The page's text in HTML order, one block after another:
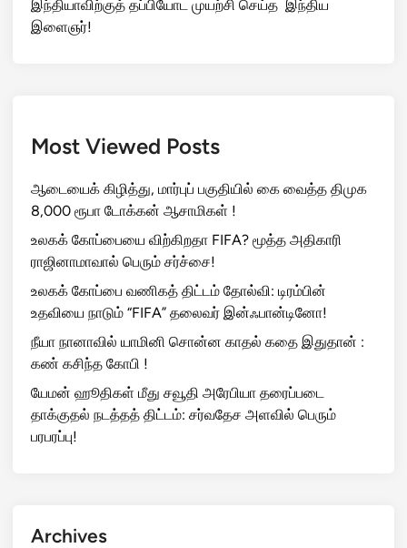
இந்தியாவிற்குத் தப்பியோட முயற்சி செய்த இந்திய
இளைஞர்!
Most Viewed Posts
ஆடையைக் கிழித்து, மார்புப் பகுதியில் கை வைத்த திமுக
8,000 ரூபா டோக்கன் ஆசாமிகள் !
உலகக் கோப்பையை விற்கிறதா FIFA? மூத்த அதிகாரி
ராஜினாமாவால் பெரும் சர்ச்சை!
உலகக் கோப்பை வணிகத் திட்டம் தோல்வி: டிரம்பின்
உதவியை நாடும் “FIFA” தலைவர் இன்ஃபான்டினோ!
நீயா நானாவில் யாமினி சொன்ன காதல் கதை இதுதான் :
கண் கசிந்த கோபி !
யேமன் ஹூதிகள் மீது சவூதி அரேபியா தரைப்படை
தாக்குதல் நடத்தத் திட்டம்: சர்வதேச அளவில் பெரும்
பரபரப்பு!
Archives